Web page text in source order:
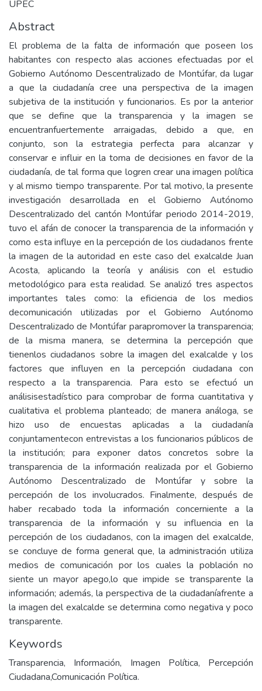
UPEC
Abstract
El problema de la falta de información que poseen los
habitantes con respecto alas acciones efectuadas por el
Gobierno Autónomo Descentralizado de Montúfar, da lugar
a que la ciudadanía cree una perspectiva de la imagen
subjetiva de la institución y funcionarios. Es por la anterior
que se define que la transparencia y la imagen se
encuentranfuertemente arraigadas, debido a que, en
conjunto, son la estrategia perfecta para alcanzar y
conservar e influir en la toma de decisiones en favor de la
ciudadanía, de tal forma que logren crear una imagen política
y al mismo tiempo transparente. Por tal motivo, la presente
investigación desarrollada en el Gobierno Autónomo
Descentralizado del cantón Montúfar periodo 2014-2019,
tuvo el afán de conocer la transparencia de la información y
como esta influye en la percepción de los ciudadanos frente
la imagen de la autoridad en este caso del exalcalde Juan
Acosta, aplicando la teoría y análisis con el estudio
metodológico para esta realidad. Se analizó tres aspectos
importantes tales como: la eficiencia de los medios
decomunicación utilizadas por el Gobierno Autónomo
Descentralizado de Montúfar parapromover la transparencia;
de la misma manera, se determina la percepción que
tienenlos ciudadanos sobre la imagen del exalcalde y los
factores que influyen en la percepción ciudadana con
respecto a la transparencia. Para esto se efectuó un
análisisestadístico para comprobar de forma cuantitativa y
cualitativa el problema planteado; de manera análoga, se
hizo uso de encuestas aplicadas a la ciudadanía
conjuntamentecon entrevistas a los funcionarios públicos de
la institución; para exponer datos concretos sobre la
transparencia de la información realizada por el Gobierno
Autónomo Descentralizado de Montúfar y sobre la
percepción de los involucrados. Finalmente, después de
haber recabado toda la información concerniente a la
transparencia de la información y su influencia en la
percepción de los ciudadanos, con la imagen del exalcalde,
se concluye de forma general que, la administración utiliza
medios de comunicación por los cuales la población no
siente un mayor apego,lo que impide se transparente la
información; además, la perspectiva de la ciudadaníafrente a
la imagen del exalcalde se determina como negativa y poco
transparente.
Keywords
Transparencia, Información, Imagen Política, Percepción
Ciudadana,Comunicación Política.